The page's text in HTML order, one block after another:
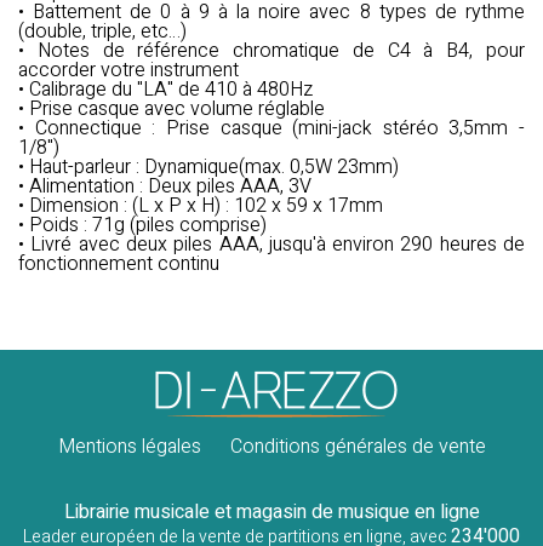
• Battement de 0 à 9 à la noire avec 8 types de rythme
(double, triple, etc…)
• Notes de référence chromatique de C4 à B4, pour
accorder votre instrument
• Calibrage du "LA" de 410 à 480Hz
• Prise casque avec volume réglable
• Connectique : Prise casque (mini-jack stéréo 3,5mm -
1/8")
• Haut-parleur : Dynamique(max. 0,5W 23mm)
• Alimentation : Deux piles AAA, 3V
• Dimension : (L x P x H) : 102 x 59 x 17mm
• Poids : 71g (piles comprise)
• Livré avec deux piles AAA, jusqu'à environ 290 heures de
fonctionnement continu
Mentions légales Conditions générales de vente
Librairie musicale et magasin de musique en ligne
Leader européen de la vente de partitions en ligne, avec234'000